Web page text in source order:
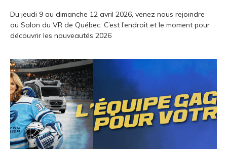
Du jeudi 9 au dimanche 12 avril 2026, venez nous rejoindre
au Salon du VR de Québec. C’est l’endroit et le moment pour
découvrir les nouveautés 2026